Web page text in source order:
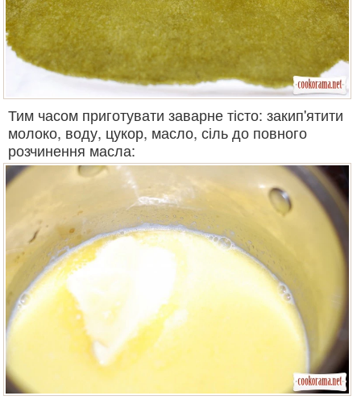
Тим часом приготувати заварне тісто: закип'ятити
молоко, воду, цукор, масло, сіль до повного
розчинення масла: